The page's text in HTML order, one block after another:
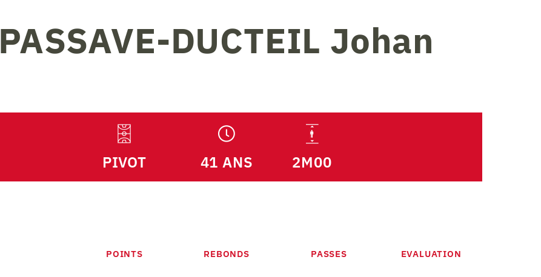
PASSAVE-DUCTEIL Johan
PIVOT 41 ANS 2M00
POINTS REBONDS PASSES EVALUATION